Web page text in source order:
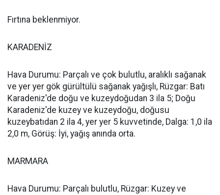
Fırtına beklenmiyor.
KARADENİZ
Hava Durumu: Parçalı ve çok bulutlu, aralıklı sağanak
ve yer yer gök gürültülü sağanak yağışlı, Rüzgar: Batı
Karadeniz'de doğu ve kuzeydoğudan 3 ila 5; Doğu
Karadeniz'de kuzey ve kuzeydoğu, doğusu
kuzeybatıdan 2 ila 4, yer yer 5 kuvvetinde, Dalga: 1,0 ila
2,0 m, Görüş: İyi, yağış anında orta.
MARMARA
Hava Durumu: Parçalı bulutlu, Rüzgar: Kuzey ve